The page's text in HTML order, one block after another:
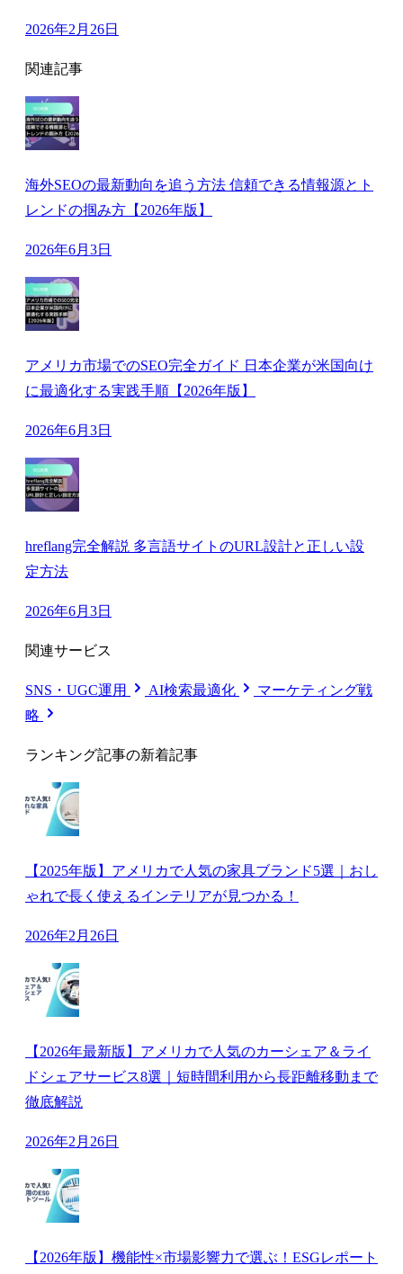
2026年2月26日
関連記事
海外SEOの最新動向を追う方法 信頼できる情報源とト
レンドの掴み方【2026年版】
2026年6月3日
アメリカ市場でのSEO完全ガイド 日本企業が米国向け
に最適化する実践手順【2026年版】
2026年6月3日
hreflang完全解説 多言語サイトのURL設計と正しい設
定方法
2026年6月3日
関連サービス
SNS・UGC運用 AI検索最適化
マーケティング戦
略
ランキング記事の新着記事
【2025年版】アメリカで人気の家具ブランド5選｜おし
ゃれで長く使えるインテリアが見つかる！
2026年2月26日
【2026年最新版】アメリカで人気のカーシェア＆ライ
ドシェアサービス8選｜短時間利用から長距離移動まで
徹底解説
2026年2月26日
【2026年版】機能性×市場影響力で選ぶ！ESGレポート